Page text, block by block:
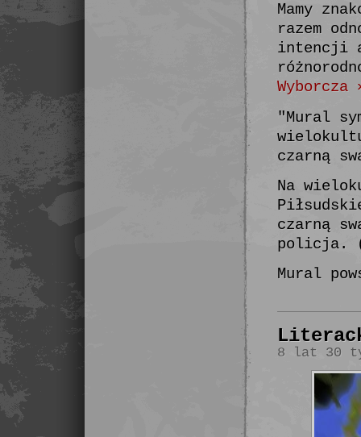
Mamy
razem
intencji
Wyborcza
"Mural
czarną
Na
czarną
policja.
Mural
8 lat 30